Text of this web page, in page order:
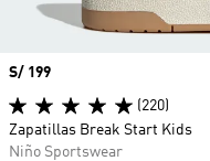
Precio
S/ 199
(220)
Zapatillas Break Start Kids
Niño Sportswear